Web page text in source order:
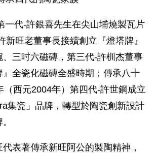
一代-許銀喜先生在尖山埔燒製瓦片
新旺老董事長接續創立『燈塔牌』
三吋六磁磚，第三代-許杊杰董事
全瓷化磁磚全盛時期；傳承八十
（西元2004年）第四代-許世鋼成立
集瓷」品牌，轉型於陶瓷創新設計
表著傳承新旺阿公的製陶精神，